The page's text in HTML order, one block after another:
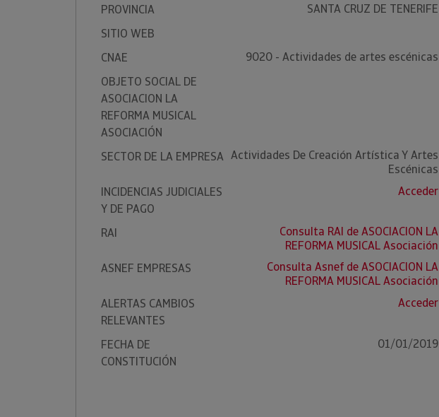
PROVINCIA
SANTA CRUZ DE TENERIFE
SITIO WEB
CNAE
9020 - Actividades de artes escénicas
OBJETO SOCIAL DE
ASOCIACION LA
REFORMA MUSICAL
ASOCIACIÓN
SECTOR DE LA EMPRESA Actividades De Creación Artística Y Artes
Escénicas
INCIDENCIAS JUDICIALES
Y DE PAGO
Acceder
RAI
Consulta RAI de ASOCIACION LA
REFORMA MUSICAL Asociación
ASNEF EMPRESAS
Consulta Asnef de ASOCIACION LA
REFORMA MUSICAL Asociación
ALERTAS CAMBIOS
RELEVANTES
Acceder
FECHA DE
CONSTITUCIÓN
01/01/2019